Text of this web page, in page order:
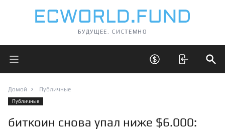
БУДУЩЕЕ. СИСТЕМНО
Открыть главное меню Открыть скрытые
Домой Публичные
Публичные
биткоин снова упал ниже $6.000: